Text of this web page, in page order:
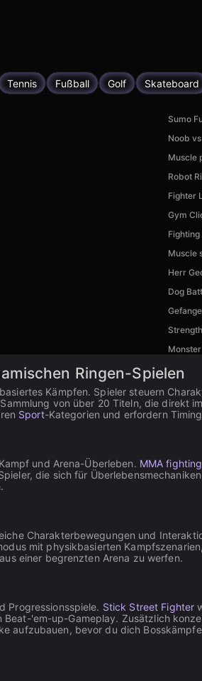
Tennis Fußball Golf Skateboard
Sumo
Noob
Muscle
Robot
Fighter
Gym
Muscle
Herr
Dog
Ringen-Spielen
Kämpfen. Spieler steuern
von über 20 Titeln, die direkt
Sport-Kategorien und erfordern
und Arena-Überleben. MMA
die sich für
Charakterbewegungen und
mit physikbasierten
einer begrenzten Arena zu werfen.
Progressionsspiele. Stick Street Fighter
'em-up-Gameplay. Zusätzlich
aufzubauen, bevor du dich